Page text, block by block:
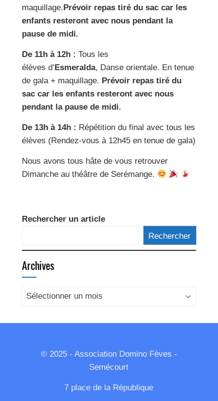
maquillage. Prévoir repas tiré du sac car les
enfants resteront avec nous pendant la
pause de midi.
De 11h à 12h : Tous les
élèves d’ Esmeralda, Danse orientale. En tenue
de gala + maquillage. Prévoir repas tiré du
sac car les enfants resteront avec nous
pendant la pause de midi.
De 13h à 14h : Répétition du final avec tous les
élèves (Rendez-vous à 12h45 en tenue de gala)
Nous avons tous hâte de vous retrouver
Dimanche au théâtre de Serémange.
Rechercher un article
Rechercher
Archives
Archives
© 2025 - Association Domino Fèves -
Semécourt
7 place de la République